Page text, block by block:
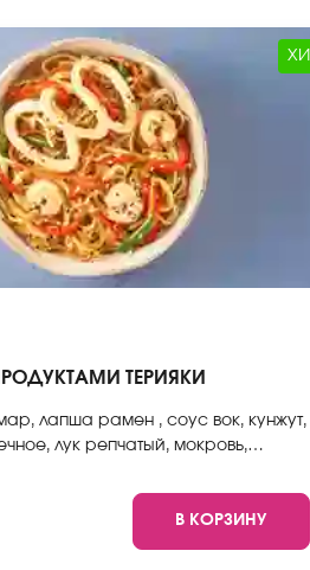
ХИТ
ТЕРИЯКИ
лапша рамен , соус вок, кунжут,
лук репчатый, мокровь,
вид блюда может отличаться от
В КОРЗИНУ